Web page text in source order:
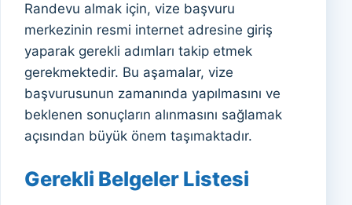
Randevu almak için, vize başvuru
merkezinin resmi internet adresine giriş
yaparak gerekli adımları takip etmek
gerekmektedir. Bu aşamalar, vize
başvurusunun zamanında yapılmasını ve
beklenen sonuçların alınmasını sağlamak
açısından büyük önem taşımaktadır.
Gerekli Belgeler Listesi